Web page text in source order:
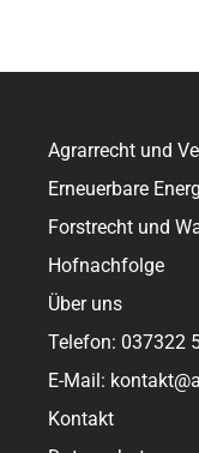
Agrarrecht und
Erneuerbare
Forstrecht und
Hofnachfolge
Über uns
Telefon: 037322
E-Mail:
Kontakt